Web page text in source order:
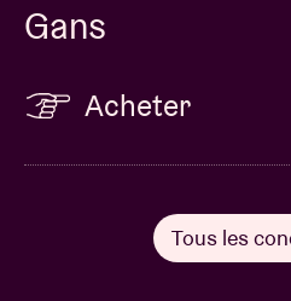
Gans
Acheter
Tous les